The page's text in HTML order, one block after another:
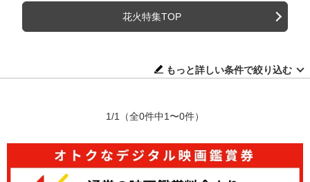
花火特集TOP
もっと詳しい条件で絞り込む
1/1 （全0件中1〜0件）